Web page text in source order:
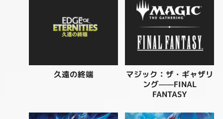
久遠の終端 マジック：ザ・ギャザリ
ング——FINAL
FANTASY